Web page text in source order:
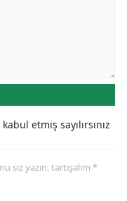
etmiş sayılırsınız
siz yazın, tartışalım *